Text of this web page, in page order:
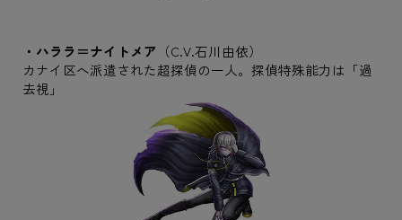
・ハララ＝ナイトメア （C.V.石川由依）
カナイ区へ派遣された超探偵の一人。探偵特殊能力は「過
去視」